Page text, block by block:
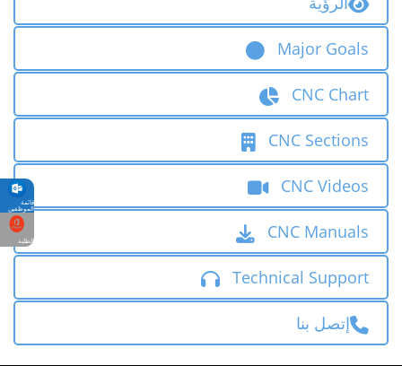
Major Goals
CNC Chart
CNC Sections
CNC Videos
CNC Manuals
Technical Support
إتصل بنا
قائمة
الموظفين
الطلبة